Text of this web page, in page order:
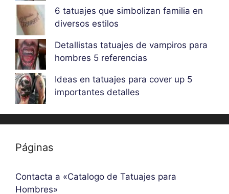
6 tatuajes que simbolizan familia en
diversos estilos
Detallistas tatuajes de vampiros para
hombres 5 referencias
Ideas en tatuajes para cover up 5
importantes detalles
Páginas
Contacta a «Catalogo de Tatuajes para
Hombres»